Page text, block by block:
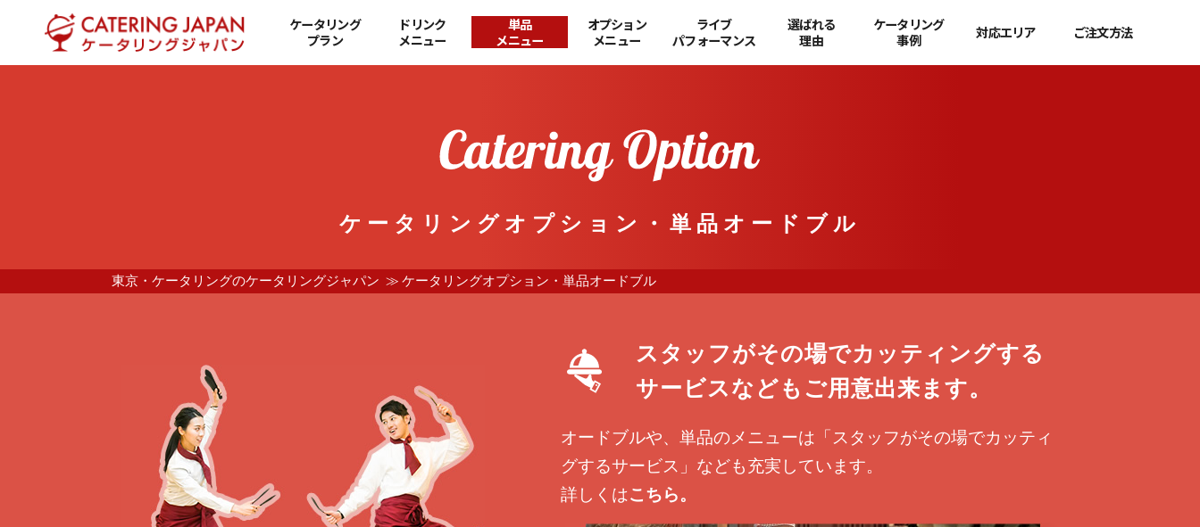
ケータリング
プラン
ドリンク
メニュー
単品
メニュー
オプション
メニュー
ライブ
パフォーマンス
選ばれる
理由
ケータリング
事例
対応エリア ご注文方法
ケータリングオプション・ 単品オードブル
東京・ケータリングのケータリングジャパン ケータリングオプション・単品オードブル
スタッフがその場でカッティングする
サービスなども ご用意出来ます。
オードブルや、単品のメニューは「スタッフがその場でカッティ
グするサービス」なども充実しています。
詳しくはこちら。